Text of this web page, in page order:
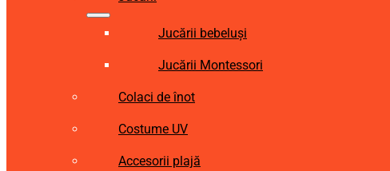
Jucării bebeluși
Jucării Montessori
Colaci de înot
Costume UV
Accesorii plajă